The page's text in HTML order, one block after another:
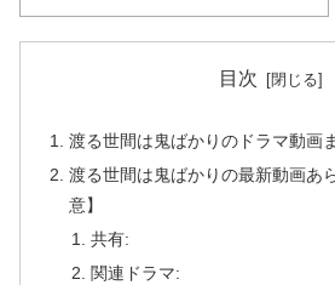
目次
渡る世間は鬼ばかりのドラマ動画
渡る世間は鬼ばかりの最新動画あ
意】
共有:
関連ドラマ: